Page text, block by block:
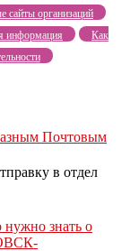
сайты организаций
информация
Как
Почтовым
в отдел
нужно знать о